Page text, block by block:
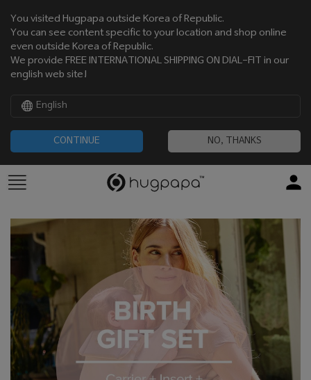
You visited Hugpapa outside Korea of Republic.
You can see content specific to your location and shop online
even outside Korea of Republic.
We provide FREE INTERNATIONAL SHIPPING ON DIAL-FIT in our
english web site!
English
CONTINUE NO, THANKS